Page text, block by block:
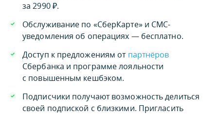
за 2990 ₽.
Обслуживание по «СберКарте» и СМС-
уведомления об операциях — бесплатно.
Доступ к предложениям от партнёров
Сбербанка и программе лояльности
с повышенным кешбэком.
Подписчики получают возможность делиться
своей подпиской с близкими. Пригласить